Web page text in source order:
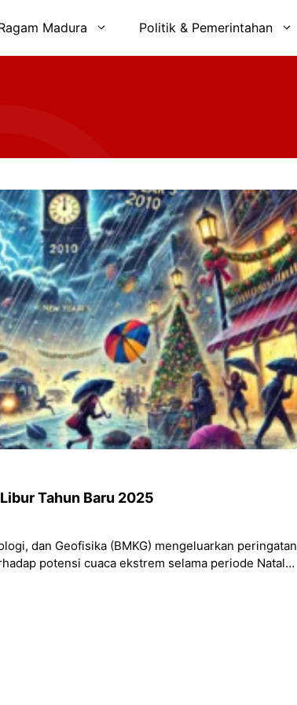
Madura Politik & Pemerintahan
Tahun Baru 2025
dan Geofisika (BMKG) mengeluarkan peringatan
potensi cuaca ekstrem selama periode Natal